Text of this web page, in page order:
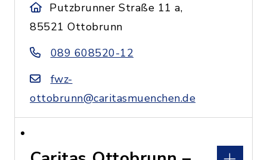
Putzbrunner Straße 11 a,
85521 Ottobrunn
089 608520-12
fwz-
ottobrunn@caritasmuenchen.de